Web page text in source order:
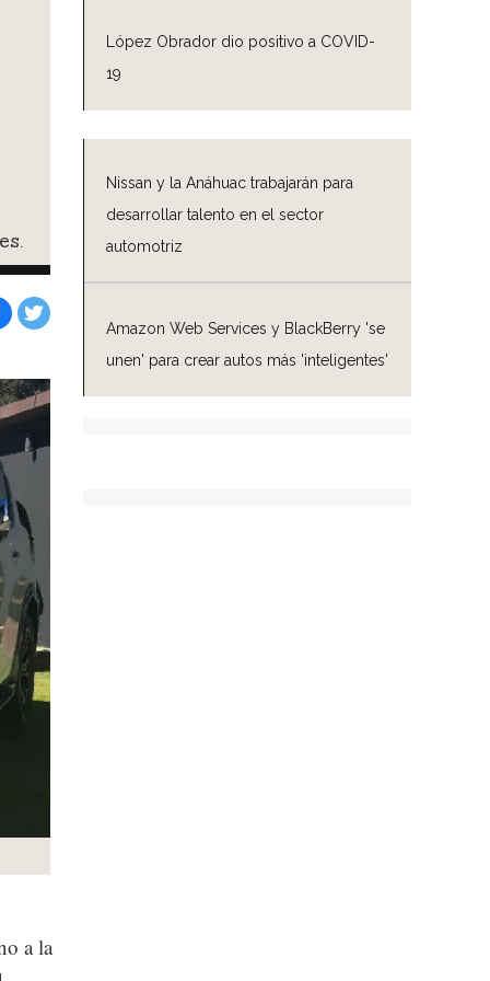
López Obrador dio positivo a COVID-
19
Nissan y la Anáhuac trabajarán para
desarrollar talento en el sector
automotriz
Amazon Web Services y BlackBerry 'se
unen' para crear autos más 'inteligentes'
a la